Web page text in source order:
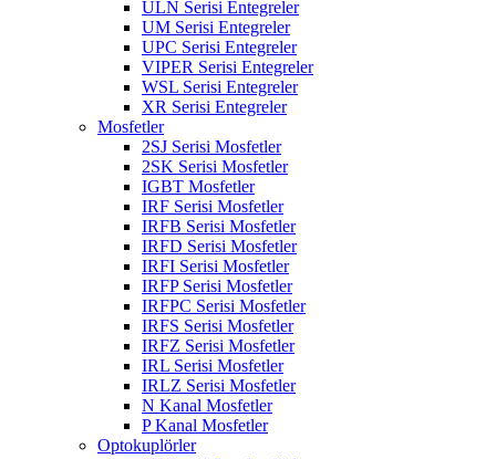
ULN Serisi Entegreler
UM Serisi Entegreler
UPC Serisi Entegreler
VIPER Serisi Entegreler
WSL Serisi Entegreler
XR Serisi Entegreler
Mosfetler
2SJ Serisi Mosfetler
2SK Serisi Mosfetler
IGBT Mosfetler
IRF Serisi Mosfetler
IRFB Serisi Mosfetler
IRFD Serisi Mosfetler
IRFI Serisi Mosfetler
IRFP Serisi Mosfetler
IRFPC Serisi Mosfetler
IRFS Serisi Mosfetler
IRFZ Serisi Mosfetler
IRL Serisi Mosfetler
IRLZ Serisi Mosfetler
N Kanal Mosfetler
P Kanal Mosfetler
Optokuplörler